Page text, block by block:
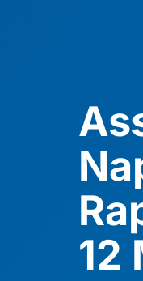
12